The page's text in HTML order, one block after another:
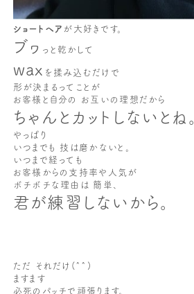
ショートヘア が大好きです。
ブヮ っと乾かして
wax を揉み込むだけで
形が決まるってことが
お客様と自分の お互いの理想だから
ちゃんとカットしないとね。
やっぱり
いつまでも 技は磨かないと。
いつまで経っても
お客様からの支持率や人気が
ボチボチな理由は 簡単、
君が練習しないから。
ただ それだけ(^^)
ますます
必死のパッチで頑張ります。